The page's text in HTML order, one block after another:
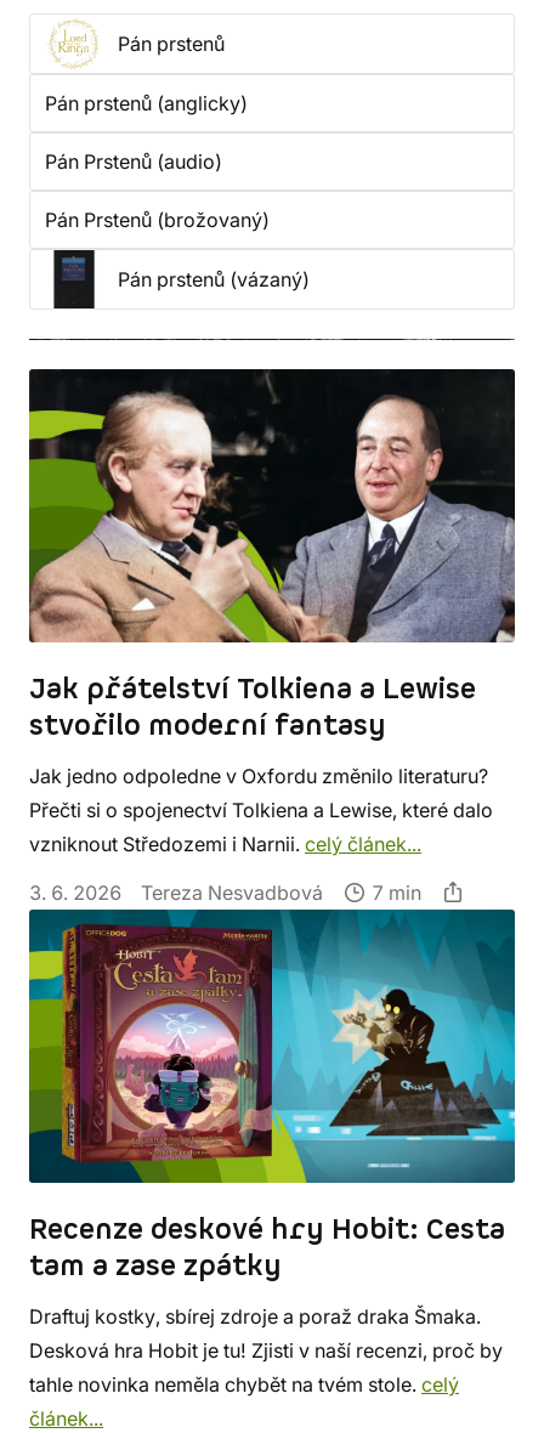
Pán prstenů
Pán prstenů (anglicky)
Pán Prstenů (audio)
Pán Prstenů (brožovaný)
Pán prstenů (vázaný)
Jak přátelství Tolkiena a Lewise
stvořilo moderní fantasy
Jak jedno odpoledne v Oxfordu změnilo literaturu?
Přečti si o spojenectví Tolkiena a Lewise, které dalo
vzniknout Středozemi i Narnii. celý článek...
3. 6. 2026
Tereza Nesvadbová 7 min
Recenze deskové hry Hobit: Cesta
tam a zase zpátky
Draftuj kostky, sbírej zdroje a poraž draka Šmaka.
Desková hra Hobit je tu! Zjisti v naší recenzi, proč by
tahle novinka neměla chybět na tvém stole. celý
článek...